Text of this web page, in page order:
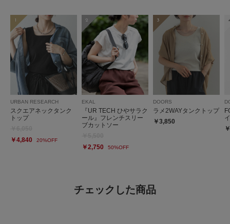
1
URBAN RESEARCH
スクエアネックタンク
トップ
￥4,840
20%OFF
2
EKAL
『UR TECH ひやサラク
ール』フレンチスリー
ブカットソー
￥2,750
50%OFF
3
DOORS
ラメ2WAYタンクトップ
￥3,850
チェックした商品